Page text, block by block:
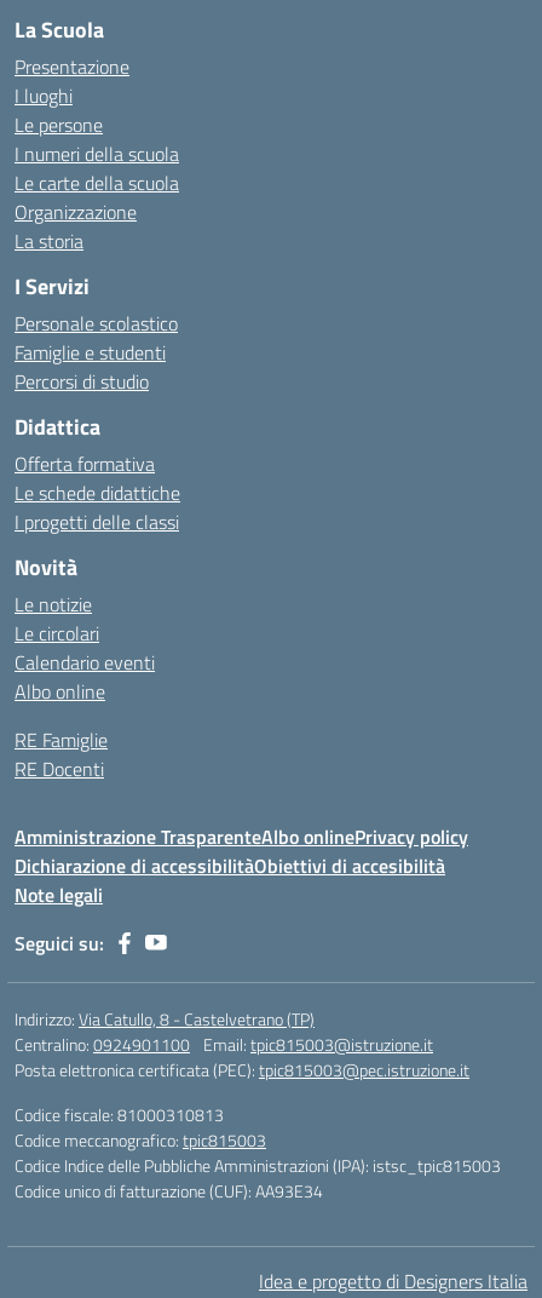
La Scuola
Presentazione
I luoghi
Le persone
I numeri della scuola
Le carte della scuola
Organizzazione
La storia
I Servizi
Personale scolastico
Famiglie e studenti
Percorsi di studio
Didattica
Offerta formativa
Le schede didattiche
I progetti delle classi
Novità
Le notizie
Le circolari
Calendario eventi
Albo online
RE Famiglie
RE Docenti
Amministrazione TrasparenteAlbo onlinePrivacy policy
Dichiarazione di accessibilitàObiettivi di accesibilità
Note legali
Seguici su:
Indirizzo:Via Catullo, 8 - Castelvetrano (TP)
Centralino:0924901100 Email:tpic815003@istruzione.it
Posta elettronica certificata (PEC):tpic815003@pec.istruzione.it
Codice fiscale: 81000310813
Codice meccanografico:tpic815003
Codice Indice delle Pubbliche Amministrazioni (IPA): istsc_tpic815003
Codice unico di fatturazione (CUF): AA93E34
Idea e progetto di Designers Italia